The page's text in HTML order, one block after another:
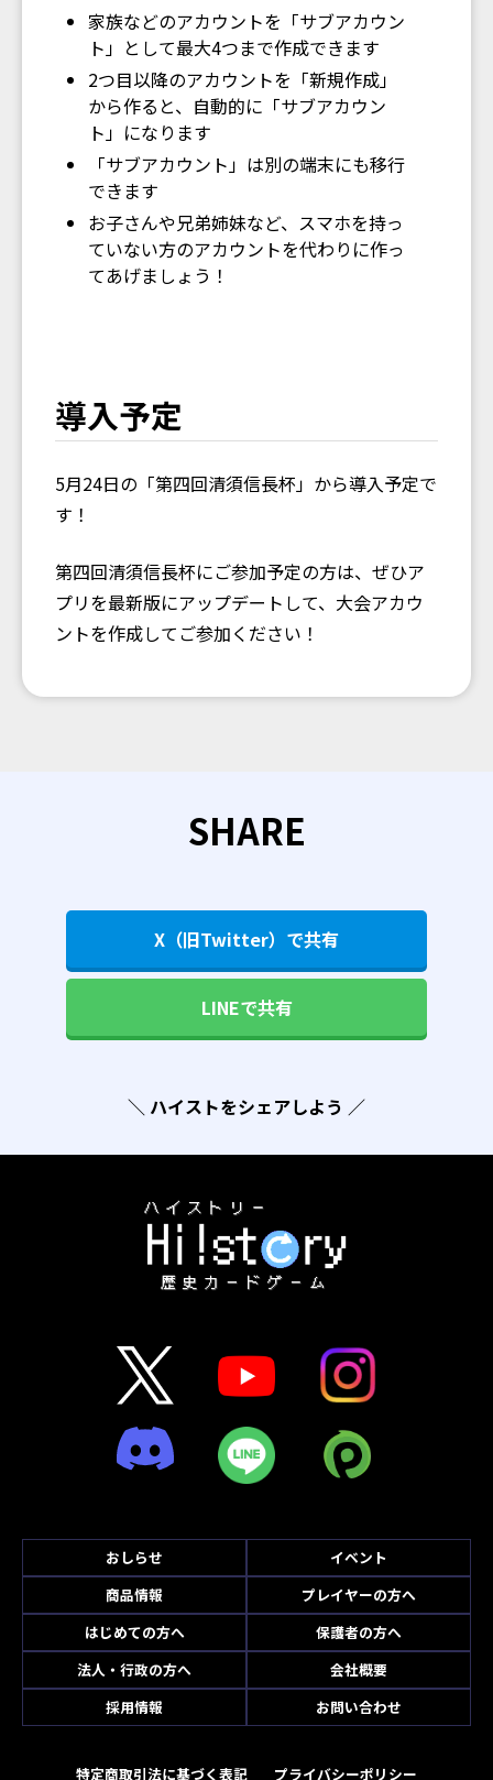
家族などのアカウントを「サブアカウン
ト」として最大4つまで作成できます
2つ目以降のアカウントを「新規作成」
から作ると、自動的に「サブアカウン
ト」になります
「サブアカウント」は別の端末にも移行
できます
お子さんや兄弟姉妹など、スマホを持っ
ていない方のアカウントを代わりに作っ
てあげましょう！
導入予定
5月24日の「第四回清須信長杯」から導入予定で
す！
第四回清須信長杯にご参加予定の方は、ぜひア
プリを最新版にアップデートして、大会アカウ
ントを作成してご参加ください！
SHARE
X（旧Twitter）で共有
LINEで共有
＼ ハイストをシェアしよう ／
おしらせ
イベント
商品情報
プレイヤーの方へ
はじめての方へ
保護者の方へ
法人・行政の方へ
会社概要
採用情報
お問い合わせ
特定商取引法に基づく表記 プライバシーポリシー